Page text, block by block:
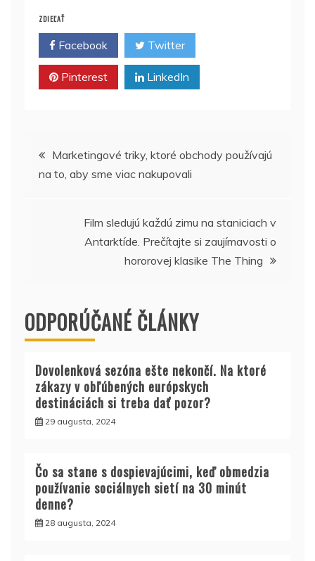
ZDIEĽAŤ
Facebook Twitter
Pinterest LinkedIn
Navigácia
Marketingové triky, ktoré obchody používajú
na to, aby sme viac nakupovali
Film sledujú každú zimu na staniciach v
Antarktíde. Prečítajte si zaujímavosti o
hororovej klasike The Thing
ODPORÚČANÉ ČLÁNKY
Dovolenková sezóna ešte nekončí. Na ktoré
zákazy v obľúbených európskych
destináciách si treba dať pozor?
29 augusta, 2024
Čo sa stane s dospievajúcimi, keď obmedzia
používanie sociálnych sietí na 30 minút
denne?
28 augusta, 2024